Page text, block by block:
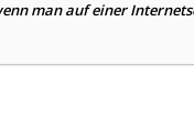
man auf einer